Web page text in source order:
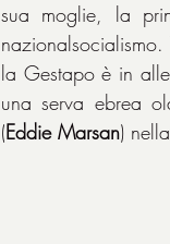
sua moglie, la
la Gestapo è in
una serva ebrea
(Eddie Marsan)